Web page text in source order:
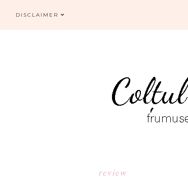
DISCLAIMER
review